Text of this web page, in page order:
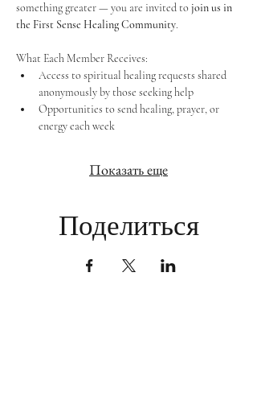
something greater — you are invited to join us in
the First Sense Healing Community.
What Each Member Receives:
Access to spiritual healing requests shared
anonymously by those seeking help
Opportunities to send healing, prayer, or
energy each week
Показать еще
Поделиться